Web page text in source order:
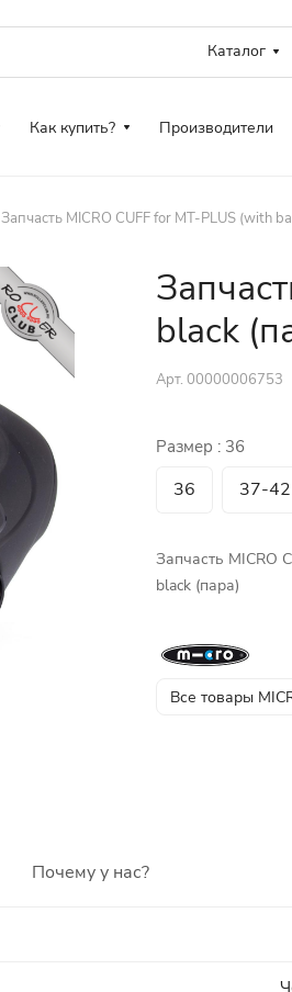
Каталог
Как купить? Производители
Запчасть MICRO CUFF for MT-PLUS (with
black
Арт. 00000006753
Размер : 36
36 37-42
Запчасть MICRO
black (пара)
Все товары
Почему у нас?